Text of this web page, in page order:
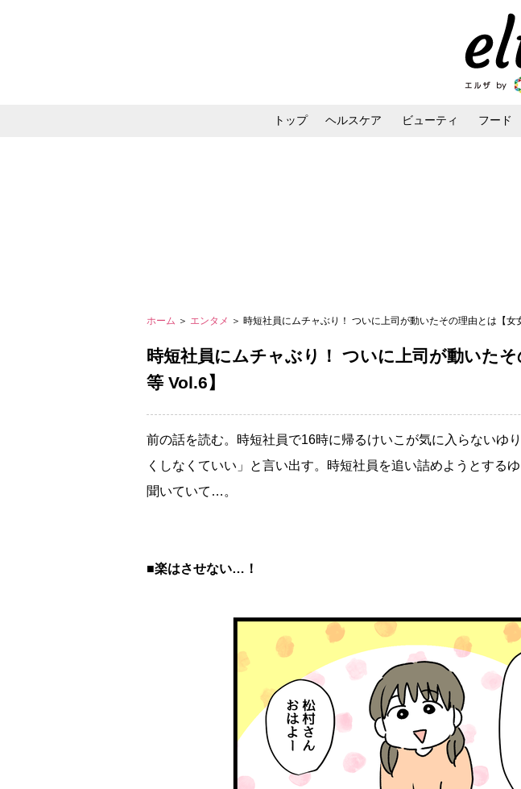
トップ ヘルスケア ビューティ フード
ホーム ＞ エンタメ ＞ 時短社員にムチャぶり！ ついに上司が動いたその理由とは【女
時短社員にムチャぶり！ ついに上司が動いた
等 Vol.6】
前の話を読む。時短社員で16時に帰るけいこが気に入らないゆ
くしなくていい」と言い出す。時短社員を追い詰めようとする
聞いていて…。
■楽はさせない…！